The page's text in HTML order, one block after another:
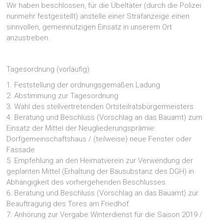
Wir haben beschlossen, für die Übeltäter (durch die Polizei
nunmehr festgestellt) anstelle einer Strafanzeige einen
sinnvollen, gemeinnützigen Einsatz in unserem Ort
anzustreben.
Tagesordnung (vorläufig):
1. Feststellung der ordnungsgemäßen Ladung
2. Abstimmung zur Tagesordnung
3. Wahl des stellvertretenden Ortsteilratsbürgermeisters
4. Beratung und Beschluss (Vorschlag an das Bauamt) zum
Einsatz der Mittel der Neugliederungsprämie:
Dorfgemeinschaftshaus / (teilweise) neue Fenster oder
Fassade
5. Empfehlung an den Heimatverein zur Verwendung der
geplanten Mittel (Erhaltung der Bausubstanz des DGH) in
Abhängigkeit des vorhergehenden Beschlusses.
6. Beratung und Beschluss (Vorschlag an das Bauamt) zur
Beauftragung des Tores am Friedhof.
7. Anhörung zur Vergabe Winterdienst für die Saison 2019 /